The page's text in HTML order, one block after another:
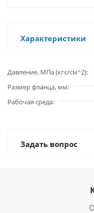
Характеристики
Давление, МПа (кгс/см^2)
Размер фланца, мм
Рабочая среда
Задать вопрос